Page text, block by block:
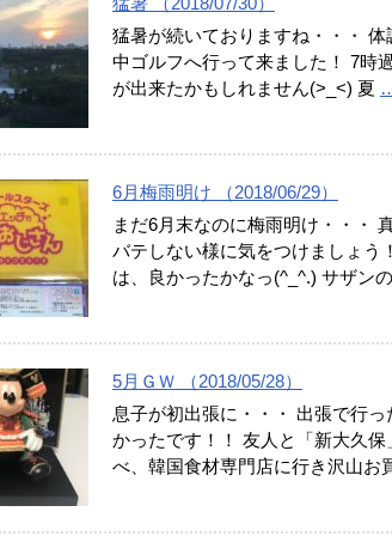
猛暑が続いておりますね・・・
中ゴルフへ行って来ました！ 7時
が出来たかもしれません(>_<) 夏
6月梅雨明け （2018/06/29）
まだ6月末なのに梅雨明け・・・
バテしない様に気をつけましょう
は、良かったかなっ(^_^.) サザン
5月ＧＷ （2018/05/28）
息子が初出張に・・・ 出張で行
かったです！！ 友人と「新大久
べ、韓国食材専門店に行き沢山お